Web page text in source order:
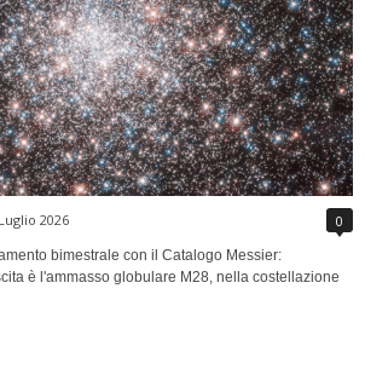
2026 0
bimestrale con il Catalogo Messier:
è l'ammasso globulare M28, nella costellazione